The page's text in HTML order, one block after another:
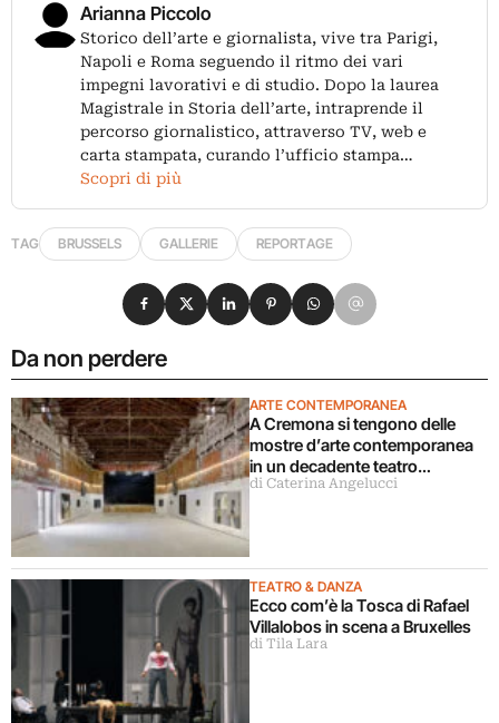
Arianna Piccolo
Storico dell’arte e giornalista, vive tra Parigi,
Napoli e Roma seguendo il ritmo dei vari
impegni lavorativi e di studio. Dopo la laurea
Magistrale in Storia dell’arte, intraprende il
percorso giornalistico, attraverso TV, web e
carta stampata, curando l’ufficio stampa…
Scopri di più
TAG BRUSSELS GALLERIE REPORTAGE
Da non perdere
ARTE CONTEMPORANEA
A Cremona si tengono delle
mostre d’arte contemporanea
in un decadente teatro
parrocchiale chiuso da 40 anni
di Caterina Angelucci
TEATRO & DANZA
Ecco com’è la Tosca di Rafael
Villalobos in scena a Bruxelles
di Tila Lara
Condividi su Facebook
Condividi su X
Condividi su LinkedIn
Condividi su Pinterest
Condividi su WhatsApp
Condividi su Email